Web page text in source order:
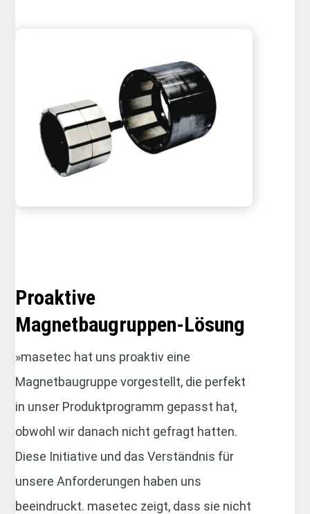
Proaktive
Magnetbaugruppen-Lösung
»masetec hat uns proaktiv eine
Magnetbaugruppe vorgestellt, die perfekt
in unser Produktprogramm gepasst hat,
obwohl wir danach nicht gefragt hatten.
Diese Initiative und das Verständnis für
unsere Anforderungen haben uns
beeindruckt. masetec zeigt, dass sie nicht